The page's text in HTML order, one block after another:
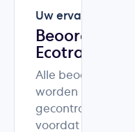
Uw ervaring
Beoordeel
Ecotrading
Alle beoordelingen
worden
gecontroleerd
voordat ze